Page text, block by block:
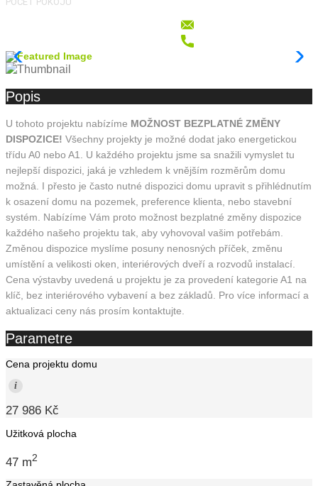
Popis
U tohoto projektu nabízíme MOŽNOST BEZPLATNÉ ZMĚNY
DISPOZICE! Všechny projekty je možné dodat jako energetickou
třídu A0 nebo A1. U každého projektu jsme sa snažili vymyslet tu
nejlepší dispozici, jaká je vzhledem k vnějším rozměrům domu
možná. I přesto je často nutné dispozici domu upravit s přihlédnutím
k osazení domu na pozemek, preference klienta, nebo stavební
systém. Nabízíme Vám proto možnost bezplatné změny dispozice
každého našeho projektu tak, aby vyhovoval vašim potřebám.
Změnou dispozice myslíme posuny nenosných příček, změnu
umístění a velikosti oken, interiérových dveří a rozvodů instalací.
Cena výstavby uvedená u projektu je za provedení kategorie A1 na
klíč, bez interiérového vybavení a bez základů. Pro více informací a
aktualizaci ceny nás prosím kontaktujte.
Parametre
Cena projektu domu
i
27 986 Kč
Užitková plocha
47 m2